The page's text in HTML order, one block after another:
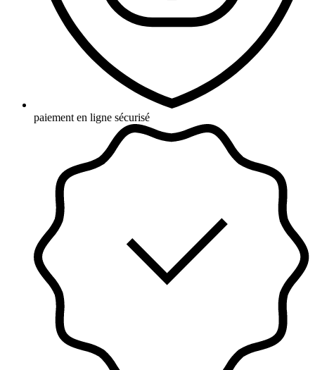
paiement en ligne sécurisé